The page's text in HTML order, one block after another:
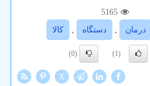
5165
درمان , دستگاه , كالا
(1)
(0)
X